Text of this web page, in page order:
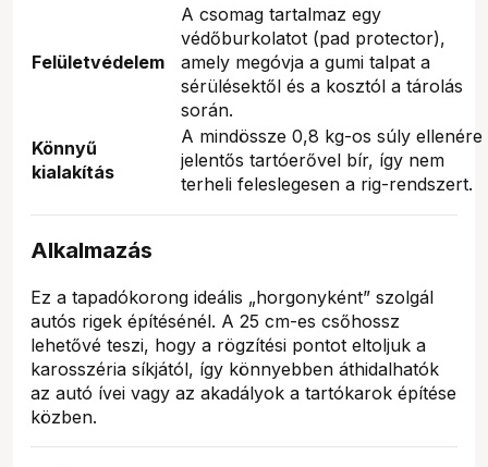
Felületvédelem
A csomag tartalmaz egy
védőburkolatot (pad protector),
amely megóvja a gumi talpat a
sérülésektől és a kosztól a tárolás
során.
Könnyű
kialakítás
A mindössze 0,8 kg-os súly ellenére
jelentős tartóerővel bír, így nem
terheli feleslegesen a rig-rendszert.
Alkalmazás
Ez a tapadókorong ideális „horgonyként” szolgál
autós rigek építésénél. A 25 cm-es csőhossz
lehetővé teszi, hogy a rögzítési pontot eltoljuk a
karosszéria síkjától, így könnyebben áthidalhatók
az autó ívei vagy az akadályok a tartókarok építése
közben.